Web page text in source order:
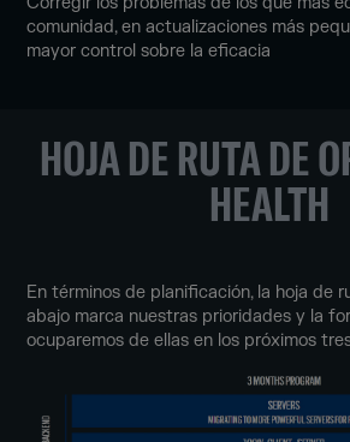
comunidad, en actualizaciones más
mayor control sobre la eficacia
HOJA DE RUTA DE
HEALTH
En términos de planificación, la hoja de
abajo marca nuestras prioridades y la
ocuparemos de ellas en los próximos